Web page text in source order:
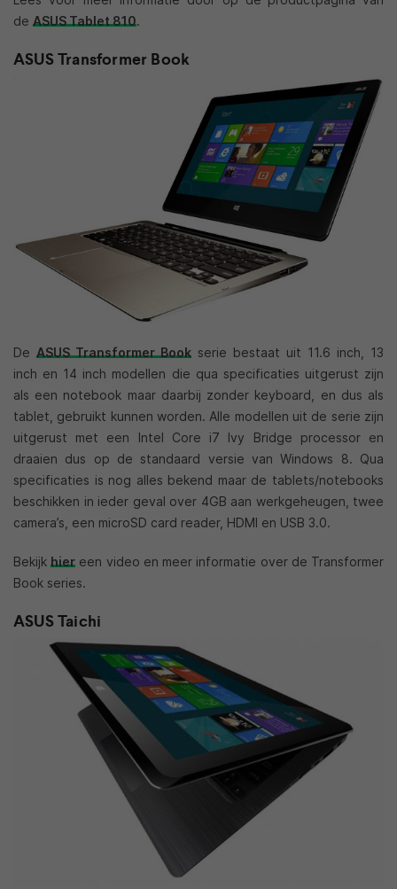
de ASUS Tablet 810.
ASUS Transformer Book
De ASUS Transformer Book serie bestaat uit 11.6 inch, 13
inch en 14 inch modellen die qua specificaties uitgerust zijn
als een notebook maar daarbij zonder keyboard, en dus als
tablet, gebruikt kunnen worden. Alle modellen uit de serie zijn
uitgerust met een Intel Core i7 Ivy Bridge processor en
draaien dus op de standaard versie van Windows 8. Qua
specificaties is nog alles bekend maar de tablets/notebooks
beschikken in ieder geval over 4GB aan werkgeheugen, twee
camera’s, een microSD card reader, HDMI en USB 3.0.
Bekijkhier een video en meer informatie over de Transformer
Book series.
ASUS Taichi